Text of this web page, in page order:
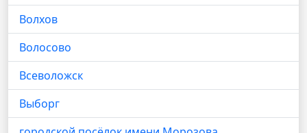
Волхов
Волосово
Всеволожск
Выборг